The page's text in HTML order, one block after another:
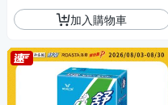
加入購物車